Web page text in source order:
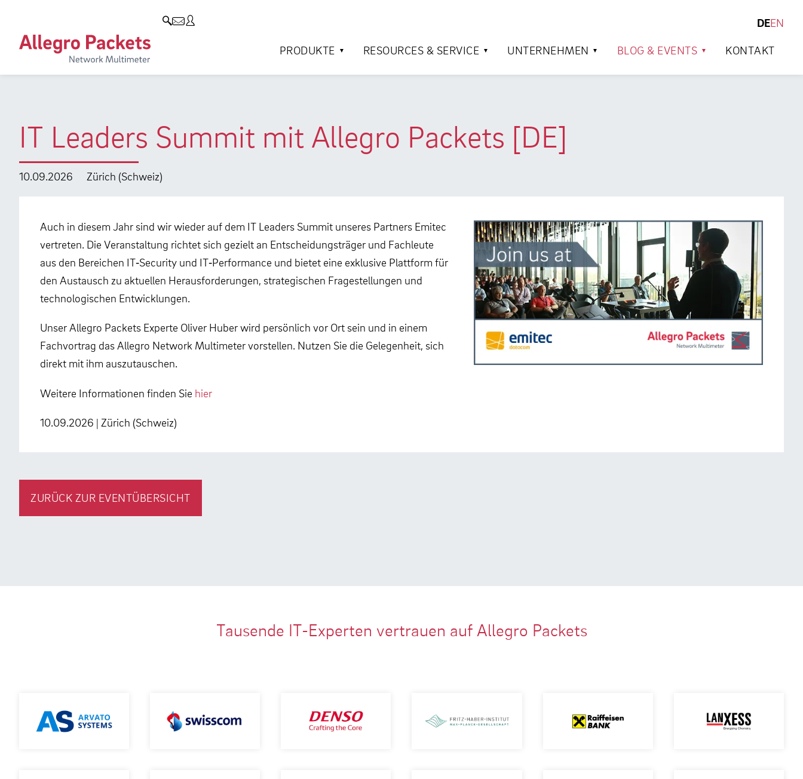
DEEN
PRODUKTE
RESOURCES & SERVICE UNTERNEHMEN BLOG & EVENTS KONTAKT
IT Leaders Summit mit Allegro Packets [DE]
10.09.2026 Zürich (Schweiz)
Auch in diesem Jahr sind wir wieder auf dem IT Leaders Summit unseres Partners Emitec
vertreten. Die Veranstaltung richtet sich gezielt an Entscheidungsträger und Fachleute
aus den Bereichen IT‑Security und IT‑Performance und bietet eine exklusive Plattform für
den Austausch zu aktuellen Herausforderungen, strategischen Fragestellungen und
technologischen Entwicklungen.
Unser Allegro Packets Experte Oliver Huber wird persönlich vor Ort sein und in einem
Fachvortrag das Allegro Network Multimeter vorstellen. Nutzen Sie die Gelegenheit, sich
direkt mit ihm auszutauschen.
Weitere Informationen finden Sie hier
10.09.2026 | Zürich (Schweiz)
ZURÜCK ZUR EVENTÜBERSICHT
Tausende IT-Experten vertrauen auf Allegro Packets
Allegro Network Multimeter
Analyse-Module
Resources & Service
Use Cases
Solution Briefs
Case Studies
Videos
Produkt-Handbuch
Unternehmen
Unternehmen
Kunden
Umweltschutz
Forschung und Lehre